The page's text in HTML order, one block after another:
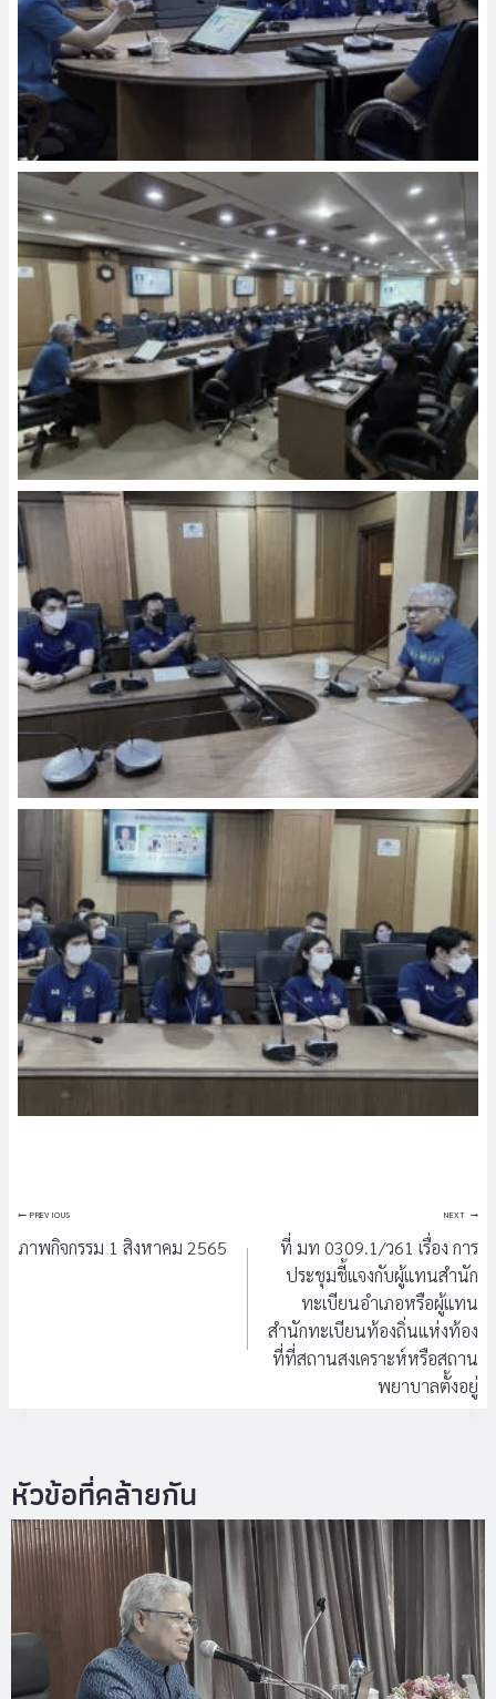
แนะแนว
เรื่อง
PREVIOUS
ภาพกิจกรรม 1 สิงหาคม 2565
NEXT
ที่ มท 0309.1/ว61 เรื่อง การ
ประชุมชี้แจงกับผู้แทนสำนัก
ทะเบียนอำเภอหรือผู้แทน
สำนักทะเบียนท้องถิ่นแห่งท้อง
ที่ที่สถานสงเคราะห์หรือสถาน
พยาบาลตั้งอยู่